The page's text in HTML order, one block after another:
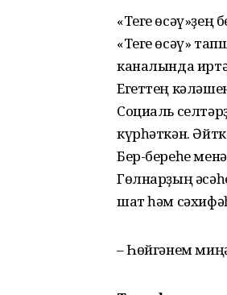
«Теге
«Теге өсәү»
каналында
Егеттең
Социаль
күрһәткән.
Бер-береһе
Гөлнарҙың
шат һәм
– Һөйгәнем миңә